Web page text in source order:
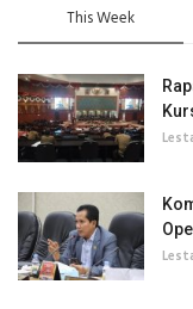
This Week